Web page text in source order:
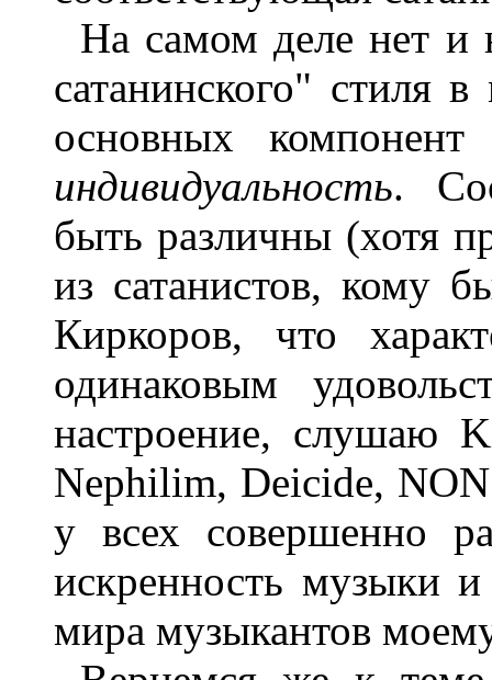
На самом деле нет и
сатанинского" стиля
основных компонент
индивидуальность.
быть различны (хотя
из сатанистов, кому
Киркоров, что
одинаковым
настроение, слушаю
Nephilim, Deicide,
у всех совершенно
искренность музыки и
мира музыкантов